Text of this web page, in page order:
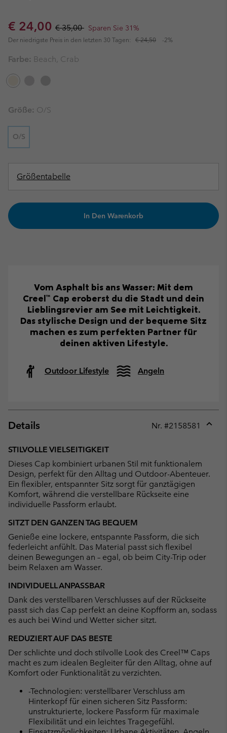
Sale price:
€ 24,00 Regular price:
€ 35,00 Sparen Sie 31%
Der niedrigste Preis in den letzten 30 Tagen: € 24,50 -2%
Farbe: Beach, Crab
Größe: O/S
O/S
Größentabelle
In Den Warenkorb
Vom Asphalt bis ans Wasser: Mit dem
Creel™ Cap eroberst du die Stadt und dein
Lieblingsrevier am See mit Leichtigkeit.
Das stylische Design und der bequeme Sitz
machen es zum perfekten Partner für
deinen aktiven Lifestyle.
Outdoor Lifestyle Angeln
Details Nr. #2158581
STILVOLLE VIELSEITIGKEIT
Dieses Cap kombiniert urbanen Stil mit funktionalem
Design, perfekt für den Alltag und Outdoor-Abenteuer.
Ein flexibler, entspannter Sitz sorgt für ganztägigen
Komfort, während die verstellbare Rückseite eine
individuelle Passform erlaubt.
SITZT DEN GANZEN TAG BEQUEM
Genieße eine lockere, entspannte Passform, die sich
federleicht anfühlt. Das Material passt sich flexibel
deinen Bewegungen an – egal, ob beim City-Trip oder
beim Relaxen am Wasser.
INDIVIDUELL ANPASSBAR
Dank des verstellbaren Verschlusses auf der Rückseite
passt sich das Cap perfekt an deine Kopfform an, sodass
es auch bei Wind und Wetter sicher sitzt.
REDUZIERT AUF DAS BESTE
Der schlichte und doch stilvolle Look des Creel™ Caps
macht es zum idealen Begleiter für den Alltag, ohne auf
Komfort oder Funktionalität zu verzichten.
-Technologien: verstellbarer Verschluss am
Hinterkopf für einen sicheren Sitz Passform:
unstrukturierte, lockere Passform für maximale
Flexibilität und ein leichtes Tragegefühl.